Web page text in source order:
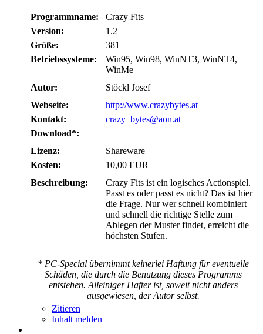
Programmname:
Crazy Fits
Version:
1.2
Größe:
381
Betriebssysteme:
Win95, Win98, WinNT3, WinNT4,
WinMe
Autor:
Stöckl Josef
Webseite:
http://www.crazybytes.at
Kontakt:
crazy_bytes@aon.at
Download*:
Lizenz:
Shareware
Kosten:
10,00 EUR
Beschreibung:
Crazy Fits ist ein logisches Actionspiel.
Passt es oder passt es nicht? Das ist hier
die Frage. Nur wer schnell kombiniert
und schnell die richtige Stelle zum
Ablegen der Muster findet, erreicht die
höchsten Stufen.
* PC-Special übernimmt keinerlei Haftung für eventuelle
Schäden, die durch die Benutzung dieses Programms
entstehen. Alleiniger Hafter ist, soweit nicht anders
ausgewiesen, der Autor selbst.
Zitieren
Inhalt melden